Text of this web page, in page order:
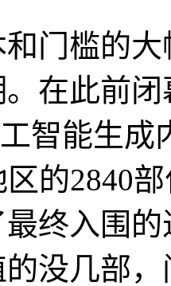
槛的大
在此前
工智能生
的2840
终入围
没几部